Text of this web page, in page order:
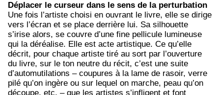
Déplacer le curseur dans le sens de la perturbation
Une fois l’artiste choisi en ouvrant le livre, elle se dirige
vers l’écran et se place derrière lui. Sa silhouette
s’irise alors, se couvre d’une fine pellicule lumineuse
qui la déréalise. Elle est acte artistique. Ce qu’elle
décrit, pour chaque artiste tiré au sort par l’ouverture
du livre, sur le ton neutre du récit, c’est une suite
d’automutilations – coupures à la lame de rasoir, verre
pilé qu’on ingère ou sur lequel on marche, peau qu’on
découpe, etc. – que les artistes s’infligent et font